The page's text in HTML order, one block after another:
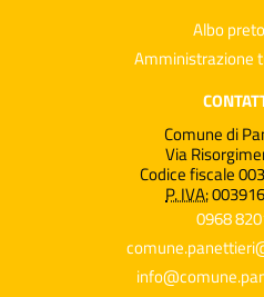
Albo
Amministrazione
Comune di
Via
Codice fiscale
P. IVA:
0968